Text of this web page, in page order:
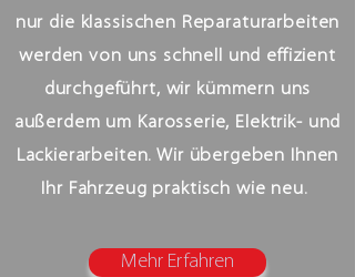
nur die klassischen Reparaturarbeiten
werden von uns schnell und effizient
durchgeführt, wir kümmern uns
außerdem um Karosserie, Elektrik- und
Lackierarbeiten. Wir übergeben Ihnen
Ihr Fahrzeug praktisch wie neu.
Mehr Erfahren